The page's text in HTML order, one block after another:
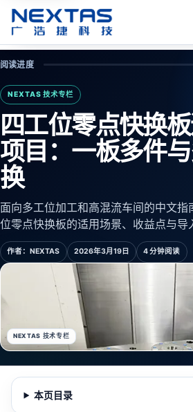
阅读进度
NEXTAS 技术专栏
四工位零点快换
项目：一板多件
换
面向多工位加工和高混流车间的中文指
位零点快换板的适用场景、收益点与导
作者：NEXTAS 2026年3月19日 4 分钟阅读
NEXTAS 技术专栏
本页目录